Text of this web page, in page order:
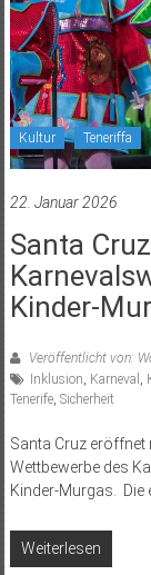
Kultur Teneriffa
22. Januar 2026
Santa
Kinder-
Veröffentlicht von:
Inklusion, Karneval ,
Tenerife, Sicherheit
Santa Cruz eröffnet
Wettbewerbe des
Kinder-Murgas. Die
Weiterlesen